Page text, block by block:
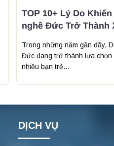
TOP 10+ Lý Do
nghề Đức Trở Thành
Trong những năm gần đây,
Đức đang trở thành lựa chọn
nhiều bạn trẻ...
DỊCH VỤ